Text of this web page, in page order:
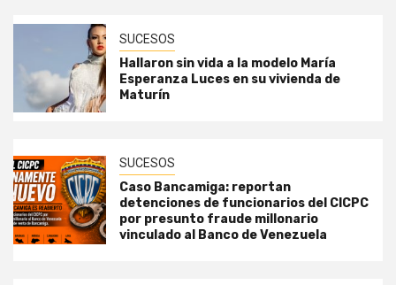
SUCESOS
Hallaron sin vida a la modelo María
Esperanza Luces en su vivienda de
Maturín
SUCESOS
Caso Bancamiga: reportan
detenciones de funcionarios del CICPC
por presunto fraude millonario
vinculado al Banco de Venezuela